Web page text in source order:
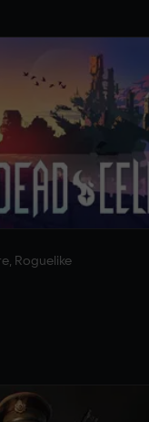
Roguelike